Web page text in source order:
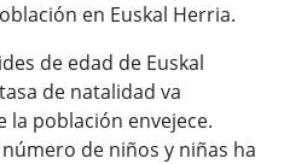
en Euskal Herria.
de edad de Euskal
de natalidad va
la población envejece.
de niños y niñas ha